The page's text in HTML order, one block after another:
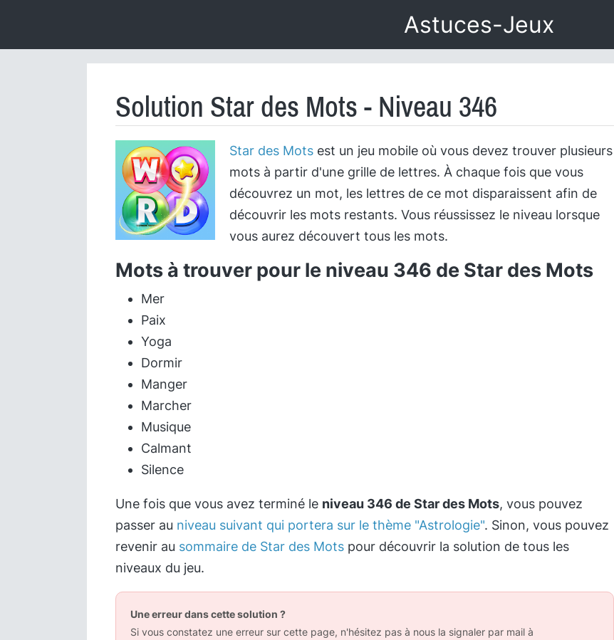
Astuces-Jeux
Solution Star des Mots - Niveau 346
Star des Mots est un jeu mobile où vous devez trouver plusieurs
mots à partir d'une grille de lettres. À chaque fois que vous
découvrez un mot, les lettres de ce mot disparaissent afin de
découvrir les mots restants. Vous réussissez le niveau lorsque
vous aurez découvert tous les mots.
Mots à trouver pour le niveau 346 de Star des Mots
Mer
Paix
Yoga
Dormir
Manger
Marcher
Musique
Calmant
Silence
Une fois que vous avez terminé le niveau 346 de Star des Mots, vous pouvez
passer au niveau suivant qui portera sur le thème "Astrologie". Sinon, vous pouvez
revenir au sommaire de Star des Mots pour découvrir la solution de tous les
niveaux du jeu.
Une erreur dans cette solution ?
Si vous constatez une erreur sur cette page, n'hésitez pas à nous la signaler par mail à